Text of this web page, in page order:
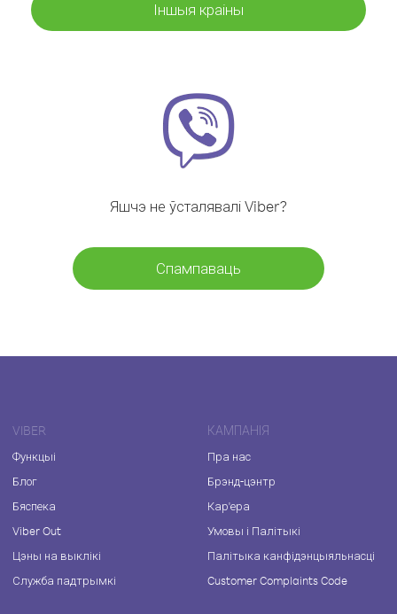
Іншыя краіны
Яшчэ не ўсталявалі Viber?
Спампаваць
VIBER
Функцыі
Блог
Бяспека
Viber Out
Цэны на выклікі
Служба падтрымкі
КАМПАНІЯ
Пра нас
Брэнд-цэнтр
Кар'ера
Умовы і Палітыкі
Палітыка канфідэнцыяльнасці
Customer Complaints Code